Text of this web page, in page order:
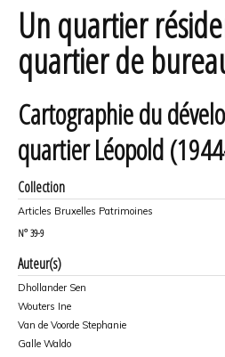
Un quartier
quartier de
Cartographie du
quartier Léopold
Collection
Articles Bruxelles Patrimoines
N° 39-9
Auteur(s)
Dhollander Sen
Wouters Ine
Van de Voorde Stephanie
Galle Waldo